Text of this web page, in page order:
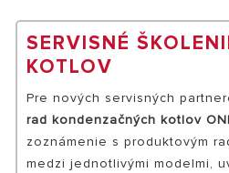
SERVISNÉ
KOTLOV
Pre nových servisných
rad kondenzačných kotlov
zoznámenie s produktovým
medzi jednotlivými modelmi,